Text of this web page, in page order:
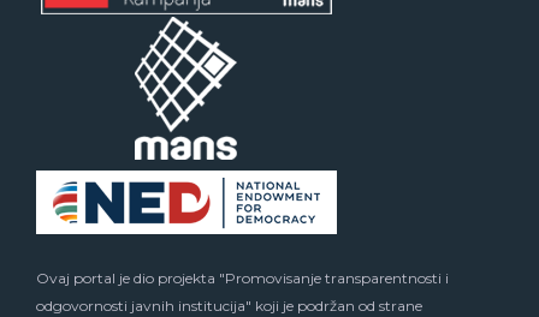
Ovaj portal je dio projekta "Promovisanje transparentnosti i
odgovornosti javnih institucija" koji je podržan od strane